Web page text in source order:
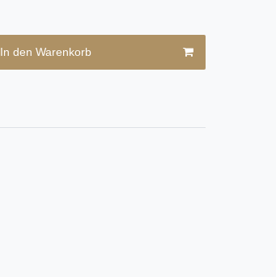
In den Warenkorb